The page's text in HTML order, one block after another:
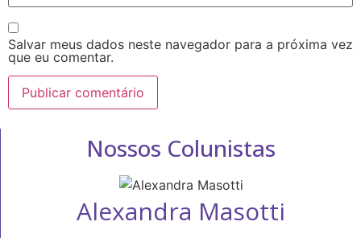
Salvar meus dados neste navegador para a próxima vez
que eu comentar.
Nossos Colunistas
Alexandra Masotti